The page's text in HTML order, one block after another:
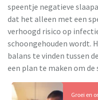
speentje negatieve
dat het alleen met een
verhoogd risico op
schoongehouden wordt.
balans te vinden tussen
een plan te maken om de
Groei en